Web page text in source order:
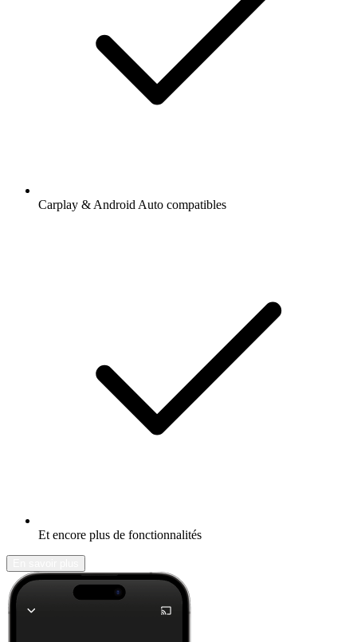
Carplay & Android Auto compatibles
Et encore plus de fonctionnalités